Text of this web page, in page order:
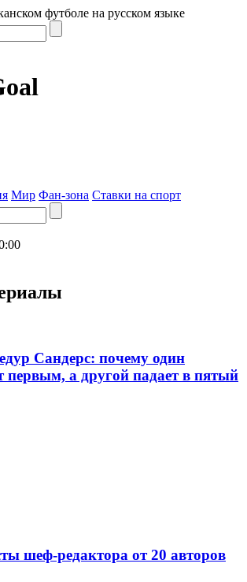
футболе на русском языке
Мир Фан-зона Ставки на спорт
Сандерс: почему один
первым, а другой падает в пятый
шеф-редактора от 20 авторов